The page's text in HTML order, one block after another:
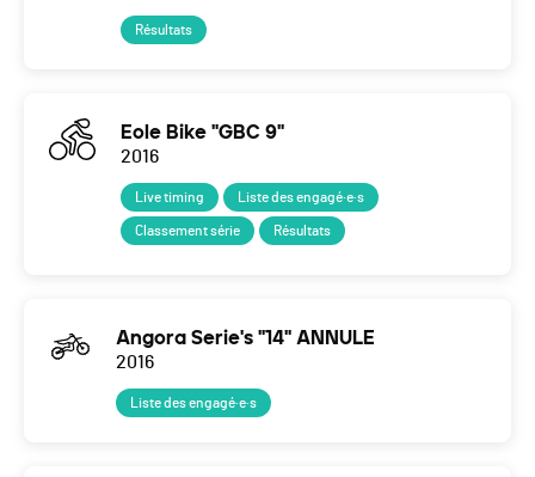
Résultats
Eole Bike "GBC 9"
2016
Live timing Liste des engagé·e·s
Classement série Résultats
Angora Serie's "14" ANNULE
2016
Liste des engagé·e·s